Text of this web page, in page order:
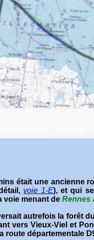
était une ancienne
voie 1-E), et qui
voie menant de Rennes
autrefois la forêt
vers Vieux-Viel et
route départementale